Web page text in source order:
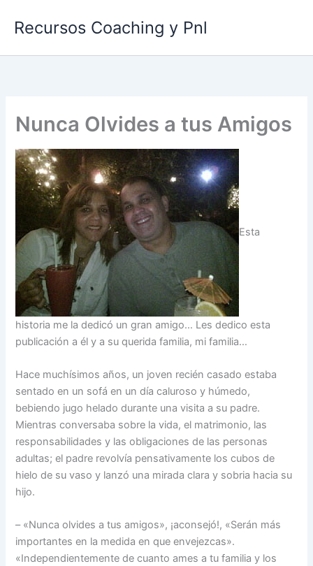
Recursos Coaching y Pnl
Nunca Olvides a tus Amigos
Esta
historia me la dedicó un gran amigo… Les dedico esta
publicación a él y a su querida familia, mi familia…
Hace muchísimos años, un joven recién casado estaba
sentado en un sofá en un día caluroso y húmedo,
bebiendo jugo helado durante una visita a su padre.
Mientras conversaba sobre la vida, el matrimonio, las
responsabilidades y las obligaciones de las personas
adultas; el padre revolvía pensativamente los cubos de
hielo de su vaso y lanzó una mirada clara y sobria hacia su
hijo.
– «Nunca olvides a tus amigos», ¡aconsejó!, «Serán más
importantes en la medida en que envejezcas».
«Independientemente de cuanto ames a tu familia y los